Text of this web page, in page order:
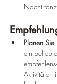
Nacht
Planen Sie
ein
Aktivitäten